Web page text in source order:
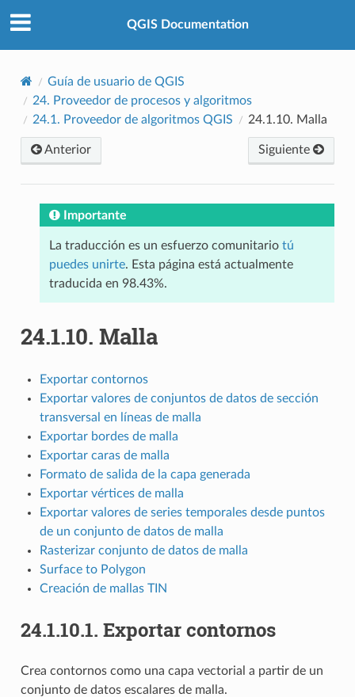
QGIS Documentation
Guía de usuario de QGIS
24. Proveedor de procesos y algoritmos
24.1. Proveedor de algoritmos QGIS 24.1.10. Malla
Anterior Siguiente
Importante
La traducción es un esfuerzo comunitario tú
puedes unirte. Esta página está actualmente
traducida en 98.43%.
24.1.10. Malla
Exportar contornos
Exportar valores de conjuntos de datos de sección
transversal en líneas de malla
Exportar bordes de malla
Exportar caras de malla
Formato de salida de la capa generada
Exportar vértices de malla
Exportar valores de series temporales desde puntos
de un conjunto de datos de malla
Rasterizar conjunto de datos de malla
Surface to Polygon
Creación de mallas TIN
24.1.10.1. Exportar contornos
Crea contornos como una capa vectorial a partir de un
conjunto de datos escalares de malla.